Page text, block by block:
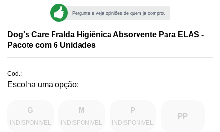
Pergunte e veja opiniões de quem já comprou
Dog's Care Fralda Higiênica Absorvente Para ELAS -
Pacote com 6 Unidades
Cod.:
G
INDISPONÍVEL
M
INDISPONÍVEL
P
INDISPONÍVEL
PP